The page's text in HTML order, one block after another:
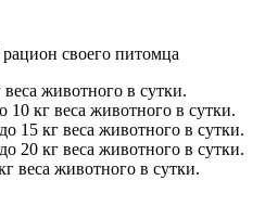
своего питомца
животного в сутки.
кг веса животного в сутки.
15 кг веса животного в сутки.
20 кг веса животного в сутки.
веса животного в сутки.